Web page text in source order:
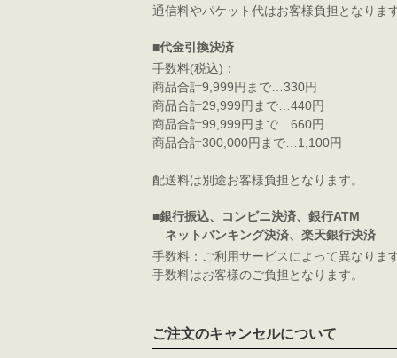
通信料やパケット代はお客様負担となりま
■代金引換決済
手数料(税込)：
商品合計9,999円まで…330円
商品合計29,999円まで…440円
商品合計99,999円まで…660円
商品合計300,000円まで…1,100円
配送料は別途お客様負担となります。
■銀行振込、コンビニ決済、銀行ATM
ネットバンキング決済、楽天銀行決済
手数料：ご利用サービスによって異なりま
手数料はお客様のご負担となります。
ご注文のキャンセルについて